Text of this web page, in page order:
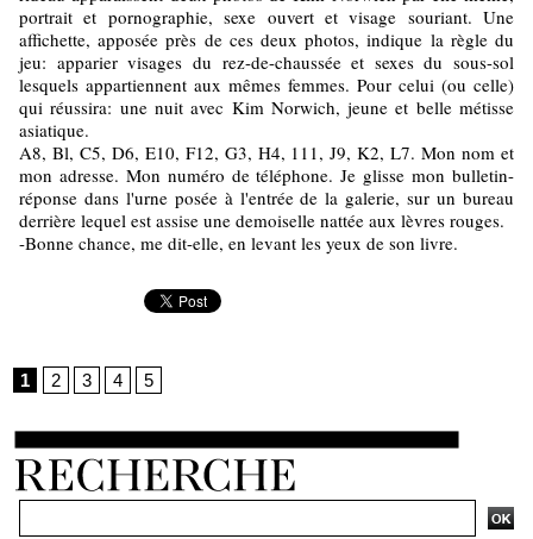
portrait et pornographie, sexe ouvert et visage souriant. Une
affichette, apposée près de ces deux photos, indique la règle du
jeu: apparier visages du rez-de-chaussée et sexes du sous-sol
lesquels appartiennent aux mêmes femmes. Pour celui (ou celle)
qui réussira: une nuit avec Kim Norwich, jeune et belle métisse
asiatique.
A8, Bl, C5, D6, E10, F12, G3, H4, 111, J9, K2, L7. Mon nom et
mon adresse. Mon numéro de téléphone. Je glisse mon bulletin-
réponse dans l'urne posée à l'entrée de la galerie, sur un bureau
derrière lequel est assise une demoiselle nattée aux lèvres rouges.
-Bonne chance, me dit-elle, en levant les yeux de son livre.
1 2 3 4 5